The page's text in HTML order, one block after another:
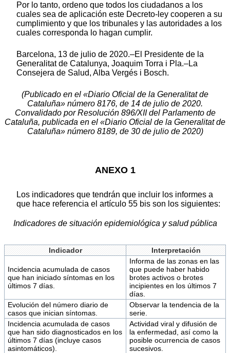
Por lo tanto, ordeno que todos los ciudadanos a los
cuales sea de aplicación este Decreto-ley cooperen a su
cumplimiento y que los tribunales y las autoridades a los
cuales corresponda lo hagan cumplir.
Barcelona, 13 de julio de 2020.–El Presidente de la
Generalitat de Catalunya, Joaquim Torra i Pla.–La
Consejera de Salud, Alba Vergés i Bosch.
(Publicado en el «Diario Oficial de la Generalitat de
Cataluña» número 8176, de 14 de julio de 2020.
Convalidado por Resolución 896/XII del Parlamento de
Cataluña, publicada en el «Diario Oficial de la Generalitat de
Cataluña» número 8189, de 30 de julio de 2020)
ANEXO 1
Los indicadores que tendrán que incluir los informes a
que hace referencia el artículo 55 bis son los siguientes:
Indicadores de situación epidemiológica y salud pública
Indicador Interpretación
Incidencia acumulada de casos
que han iniciado síntomas en los
últimos 7 días.
Informa de las zonas en las
que puede haber habido
brotes activos o brotes
incipientes en los últimos 7
días.
Evolución del número diario de
casos que inician síntomas.
Observar la tendencia de la
serie.
Incidencia acumulada de casos
que han sido diagnosticados en los
últimos 7 días (incluye casos
asintomáticos).
Actividad viral y difusión de
la enfermedad, así como la
posible ocurrencia de casos
sucesivos.